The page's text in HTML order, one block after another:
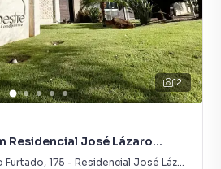
12
Residencial José Lázaro
Furtado, 175 - Residencial José Lázaro Gouvea